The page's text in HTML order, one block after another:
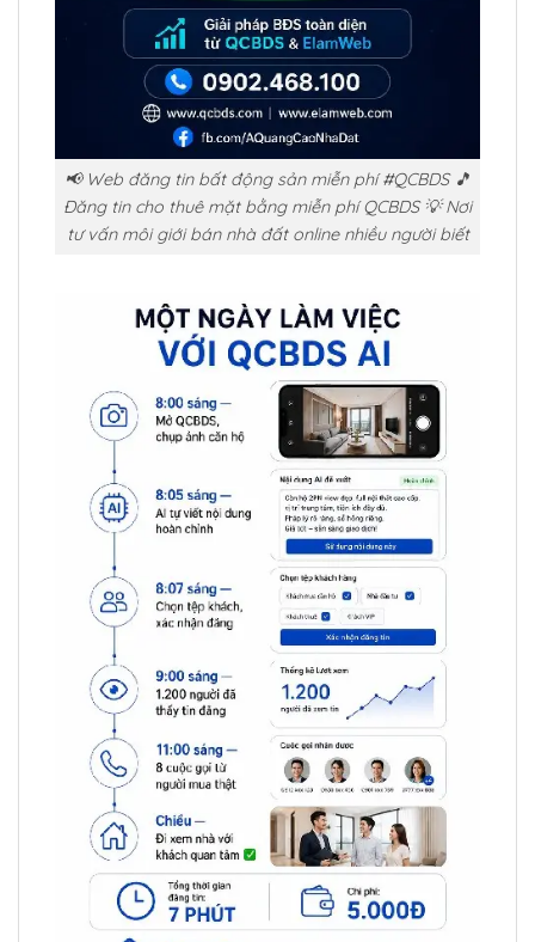
📢 Web đăng tin bất động sản miễn phí #QCBDS 🎵
Đăng tin cho thuê mặt bằng miễn phí QCBDS 💡 Nơi
tư vấn môi giới bán nhà đất online nhiều người biết